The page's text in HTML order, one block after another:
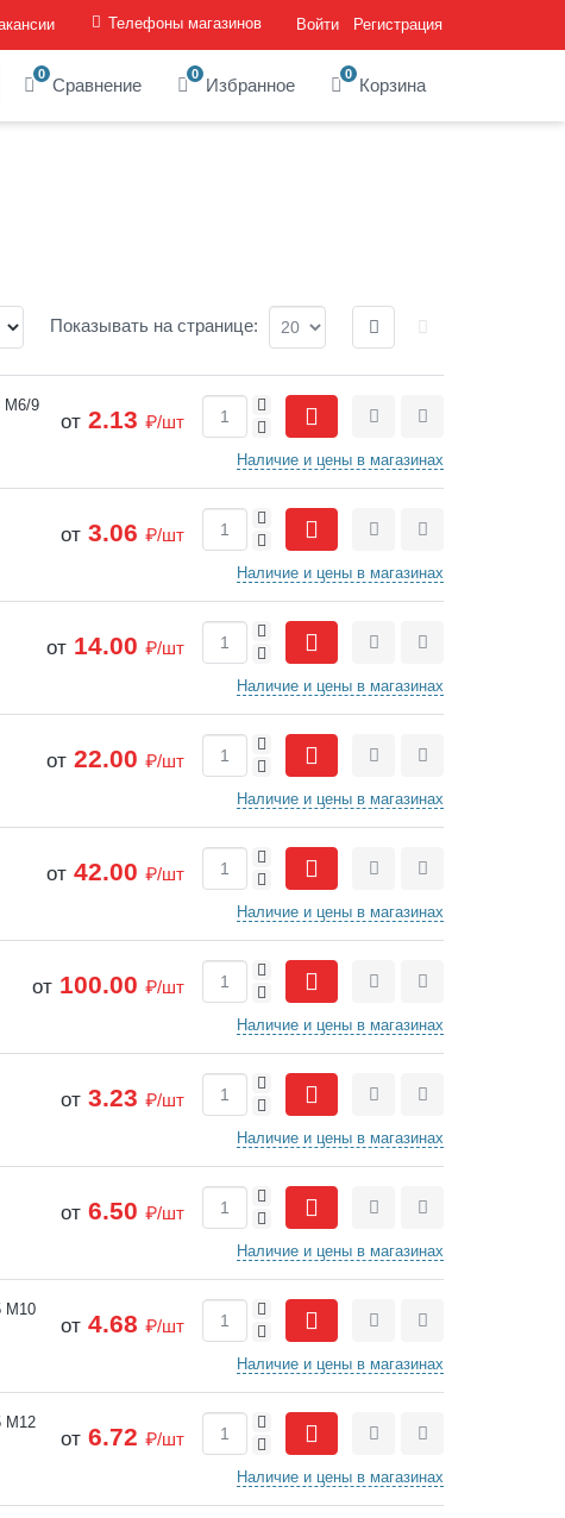
Телефоны магазинов Войти Регистрация
0
Сравнение
0
Избранное
0
Корзина
Показывать на странице: Отображение:
М6/9
от 2.13₽/шт -
+
СравнитьОтложить
Наличие и цены в магазинах
от 3.06₽/шт -
+
СравнитьОтложить
Наличие и цены в магазинах
от 14.00₽/шт -
+
СравнитьОтложить
Наличие и цены в магазинах
от 22.00₽/шт -
+
СравнитьОтложить
Наличие и цены в магазинах
от 42.00₽/шт -
+
СравнитьОтложить
Наличие и цены в магазинах
от 100.00₽/шт -
+
СравнитьОтложить
Наличие и цены в магазинах
от 3.23₽/шт -
+
СравнитьОтложить
Наличие и цены в магазинах
от 6.50₽/шт -
+
СравнитьОтложить
Наличие и цены в магазинах
М10
от 4.68₽/шт -
+
СравнитьОтложить
Наличие и цены в магазинах
М12
от 6.72₽/шт -
+
СравнитьОтложить
Наличие и цены в магазинах